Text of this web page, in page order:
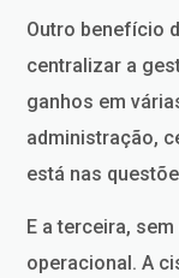
Outro benefício
centralizar a
ganhos em
administração,
está nas
E a terceira,
operacional. A